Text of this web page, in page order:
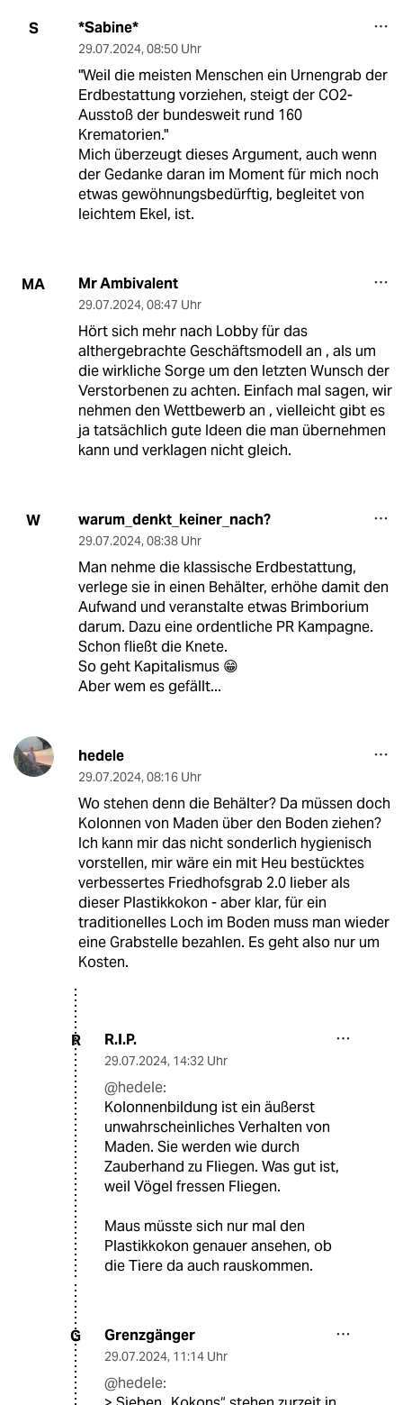
S *Sabine*
29.07.2024, 08:50 Uhr
"Weil die meisten Menschen ein Urnengrab der
Erdbestattung vorziehen, steigt der CO2-
Ausstoß der bundesweit rund 160
Krematorien."
Mich überzeugt dieses Argument, auch wenn
der Gedanke daran im Moment für mich noch
etwas gewöhnungsbedürftig, begleitet von
leichtem Ekel, ist.
MA Mr Ambivalent
29.07.2024, 08:47 Uhr
Hört sich mehr nach Lobby für das
althergebrachte Geschäftsmodell an , als um
die wirkliche Sorge um den letzten Wunsch der
Verstorbenen zu achten. Einfach mal sagen, wir
nehmen den Wettbewerb an , vielleicht gibt es
ja tatsächlich gute Ideen die man übernehmen
kann und verklagen nicht gleich.
W warum_denkt_keiner_nach?
29.07.2024, 08:38 Uhr
Man nehme die klassische Erdbestattung,
verlege sie in einen Behälter, erhöhe damit den
Aufwand und veranstalte etwas Brimborium
darum. Dazu eine ordentliche PR Kampagne.
Schon fließt die Knete.
So geht Kapitalismus 😁
Aber wem es gefällt...
hedele
29.07.2024, 08:16 Uhr
Wo stehen denn die Behälter? Da müssen doch
Kolonnen von Maden über den Boden ziehen?
Ich kann mir das nicht sonderlich hygienisch
vorstellen, mir wäre ein mit Heu bestücktes
verbessertes Friedhofsgrab 2.0 lieber als
dieser Plastikkokon - aber klar, für ein
traditionelles Loch im Boden muss man wieder
eine Grabstelle bezahlen. Es geht also nur um
Kosten.
R R.I.P.
29.07.2024, 14:32 Uhr
@hedele:
Kolonnenbildung ist ein äußerst
unwahrscheinliches Verhalten von
Maden. Sie werden wie durch
Zauberhand zu Fliegen. Was gut ist,
weil Vögel fressen Fliegen.
Maus müsste sich nur mal den
Plastikkokon genauer ansehen, ob
die Tiere da auch rauskommen.
G Grenzgänger
29.07.2024, 11:14 Uhr
@hedele: